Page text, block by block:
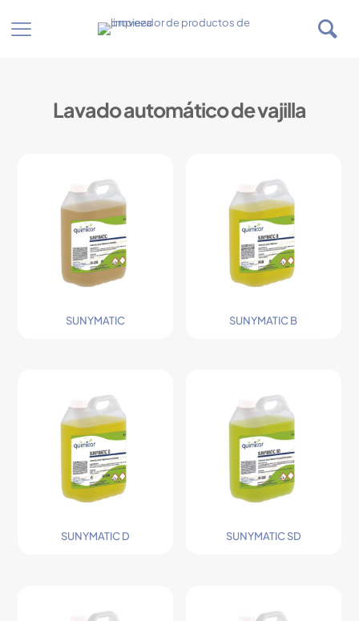
Lavado automático de vajilla
SUNYMATIC SUNYMATIC B
SUNYMATIC D SUNYMATIC SD